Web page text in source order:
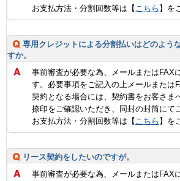
お支払方法・分割回数等は【 こちら 】を
専用クレジットによる分割払いはどのよう
すか。
事前審査が必要な為、メールまたはFAX
す。必要事項をご記入の上メールまたは
契約となる場合には、契約書をお客さま
捺印をご確認いただき、同封の封筒にて
お支払方法・分割回数等は【 こちら 】を
リース契約をしたいのですが。
事前審査が必要な為、メールまたはFAX